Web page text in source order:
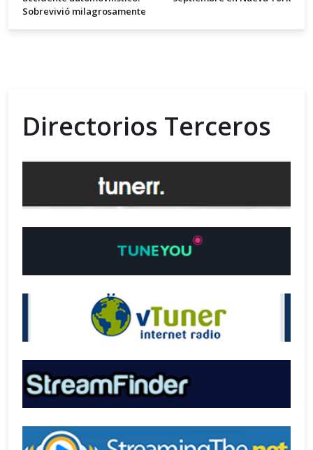
Sobrevivió milagrosamente
Directorios Terceros